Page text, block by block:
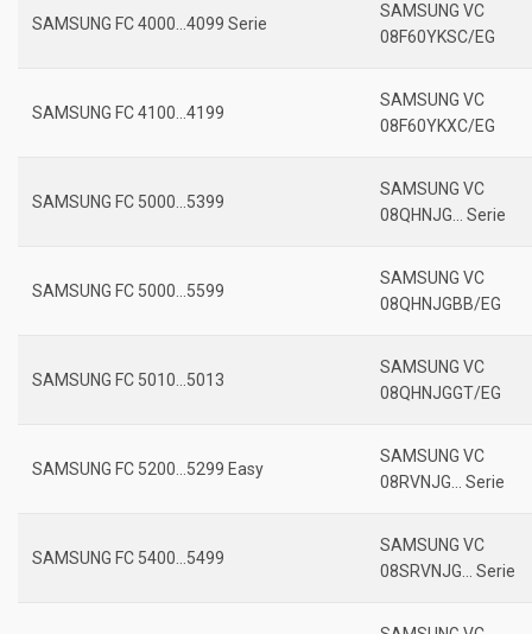
SAMSUNG FC 4000…4099 Serie
SAMSUNG VC
08F60YKSC/EG
SAMSUNG FC 4100…4199
SAMSUNG VC
08F60YKXC/EG
SAMSUNG FC 5000…5399
SAMSUNG VC
08QHNJG… Serie
SAMSUNG FC 5000…5599
SAMSUNG VC
08QHNJGBB/EG
SAMSUNG FC 5010…5013
SAMSUNG VC
08QHNJGGT/EG
SAMSUNG FC 5200…5299 Easy
SAMSUNG VC
08RVNJG… Serie
SAMSUNG FC 5400…5499
SAMSUNG VC
08SRVNJG… Serie